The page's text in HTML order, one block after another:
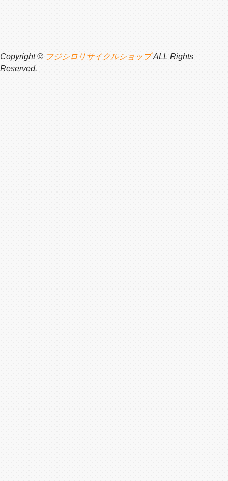
Copyright © フジシロリサイクルショップALL Rights
Reserved.